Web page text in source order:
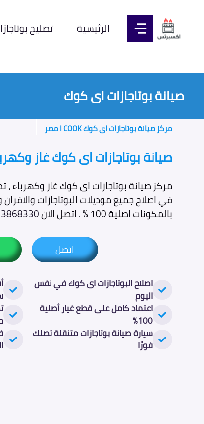
المحتوى الرئيسية تصليح
صيانة بوتاجازات اى كوك
مركز صيانة بوتاجازات اى كوك I COOK مصر
صيانة بوتاجازات اى كوك غاز
مركز صيانة بوتاجازات اى كوك غاز وكهرباء
في اصلاح جميع موديلات البوتاجازات
بالمكونات اصلية 100 % . اتصل الان
اتصل
اصلاح البوتاجازات اى كوك في نفس
اليوم
اعتماد كامل على قطع غيار أصلية
100%
سيارة صيانة بوتاجازات متنقلة تصلك
فورًا